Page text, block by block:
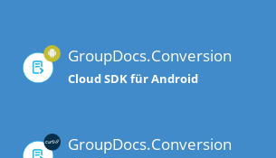
GroupDocs.Conversion
Cloud SDK für Android
GroupDocs.Conversion